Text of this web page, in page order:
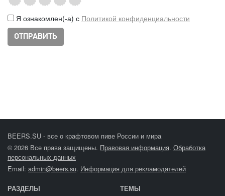
Я ознакомлен(-а) с Политикой конфиденциальности
BEERS.SU - все о крафтовом пиве России и мира
© 2026 Все права защищены. Правовая информация. Обработка
персональных данных
Email: admin@beers.su. Информация для рекламодателей
РАЗДЕЛЫ ТЕМЫ